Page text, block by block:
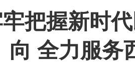
把握新时
向 全力服务